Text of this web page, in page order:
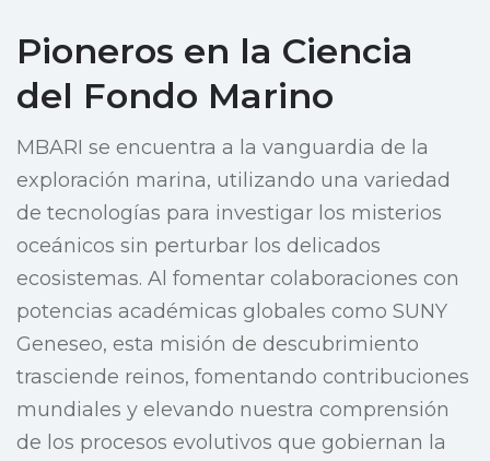
Pioneros en la Ciencia
del Fondo Marino
MBARI se encuentra a la vanguardia de la
exploración marina, utilizando una variedad
de tecnologías para investigar los misterios
oceánicos sin perturbar los delicados
ecosistemas. Al fomentar colaboraciones con
potencias académicas globales como SUNY
Geneseo, esta misión de descubrimiento
trasciende reinos, fomentando contribuciones
mundiales y elevando nuestra comprensión
de los procesos evolutivos que gobiernan la